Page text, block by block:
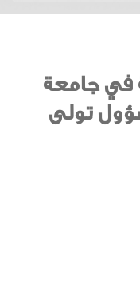
في جامعة
تولى